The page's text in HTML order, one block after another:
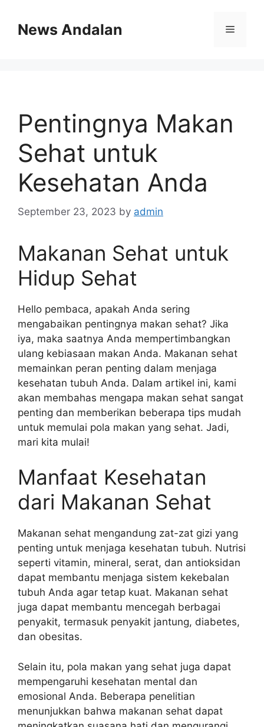
contentNews Andalan Menu
Pentingnya Makan
Sehat untuk
Kesehatan Anda
September 23, 2023 by admin
Makanan Sehat untuk
Hidup Sehat
Hello pembaca, apakah Anda sering
mengabaikan pentingnya makan sehat? Jika
iya, maka saatnya Anda mempertimbangkan
ulang kebiasaan makan Anda. Makanan sehat
memainkan peran penting dalam menjaga
kesehatan tubuh Anda. Dalam artikel ini, kami
akan membahas mengapa makan sehat sangat
penting dan memberikan beberapa tips mudah
untuk memulai pola makan yang sehat. Jadi,
mari kita mulai!
Manfaat Kesehatan
dari Makanan Sehat
Makanan sehat mengandung zat-zat gizi yang
penting untuk menjaga kesehatan tubuh. Nutrisi
seperti vitamin, mineral, serat, dan antioksidan
dapat membantu menjaga sistem kekebalan
tubuh Anda agar tetap kuat. Makanan sehat
juga dapat membantu mencegah berbagai
penyakit, termasuk penyakit jantung, diabetes,
dan obesitas.
Selain itu, pola makan yang sehat juga dapat
mempengaruhi kesehatan mental dan
emosional Anda. Beberapa penelitian
menunjukkan bahwa makanan sehat dapat